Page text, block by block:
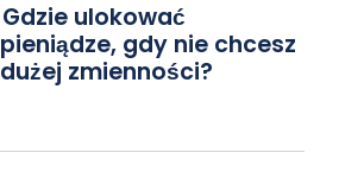
Gdzie ulokować
pieniądze, gdy nie chcesz
dużej zmienności?